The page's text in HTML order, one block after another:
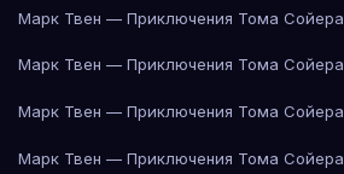
Марк Твен — Приключения Тома Сойера
Марк Твен — Приключения Тома Сойера
Марк Твен — Приключения Тома Сойера
Марк Твен — Приключения Тома Сойера